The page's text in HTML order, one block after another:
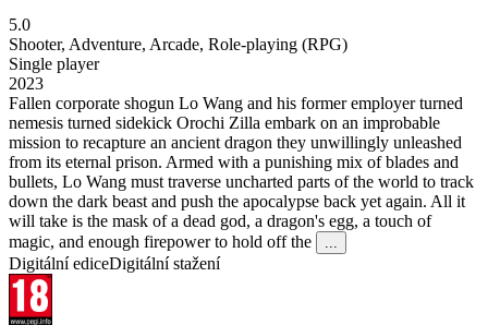
5.0
Shooter, Adventure, Arcade, Role-playing (RPG)
Single player
2023
Fallen corporate shogun Lo Wang and his former employer turned
nemesis turned sidekick Orochi Zilla embark on an improbable
mission to recapture an ancient dragon they unwillingly unleashed
from its eternal prison. Armed with a punishing mix of blades and
bullets, Lo Wang must traverse uncharted parts of the world to track
down the dark beast and push the apocalypse back yet again. All it
will take is the mask of a dead god, a dragon's egg, a touch of
magic, and enough firepower to hold off the
Digitální ediceDigitální stažení